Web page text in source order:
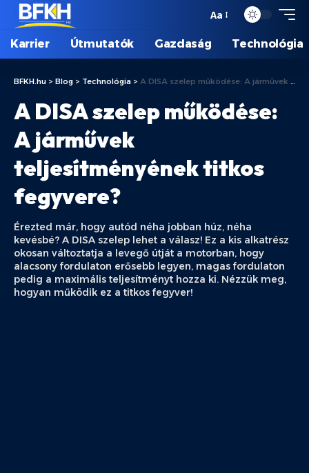
Aa
Karrier Útmutatók Gazdaság Technológia
BFKH.hu > Blog > Technológia > A DISA szelep működése: A járművek teljesítményének titkos fegyvere?
A DISA szelep működése:
A járművek
teljesítményének titkos
fegyvere?
Érezted már, hogy autód néha jobban húz, néha
kevésbé? A DISA szelep lehet a válasz! Ez a kis alkatrész
okosan változtatja a levegő útját a motorban, hogy
alacsony fordulaton erősebb legyen, magas fordulaton
pedig a maximális teljesítményt hozza ki. Nézzük meg,
hogyan működik ez a titkos fegyver!